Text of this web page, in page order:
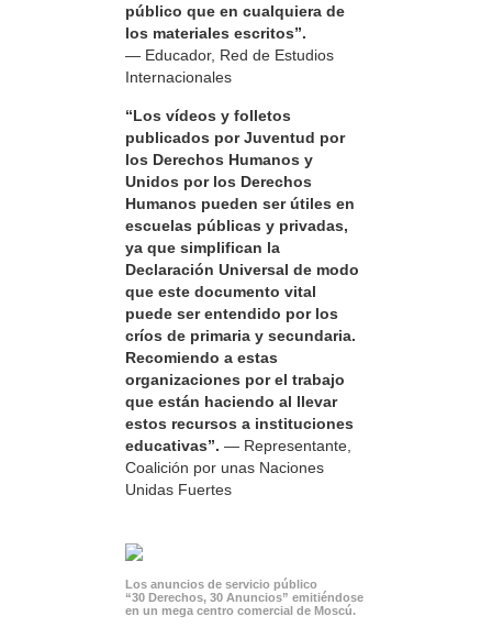
público que en cualquiera de
los materiales escritos”.
— Educador, Red de Estudios
Internacionales
“Los vídeos y folletos
publicados por Juventud por
los Derechos Humanos y
Unidos por los Derechos
Humanos pueden ser útiles en
escuelas públicas y privadas,
ya que simplifican la
Declaración Universal de modo
que este documento vital
puede ser entendido por los
críos de primaria y secundaria.
Recomiendo a estas
organizaciones por el trabajo
que están haciendo al llevar
estos recursos a instituciones
educativas”. — Representante,
Coalición por unas Naciones
Unidas Fuertes
Los anuncios de servicio público
“30 Derechos, 30 Anuncios” emitiéndose
en un mega centro comercial de Moscú.